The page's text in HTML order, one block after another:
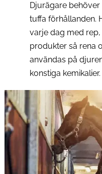
Djurägare
tuffa förhållanden.
varje dag med
produkter så rena
användas på
konstiga kemikalier.